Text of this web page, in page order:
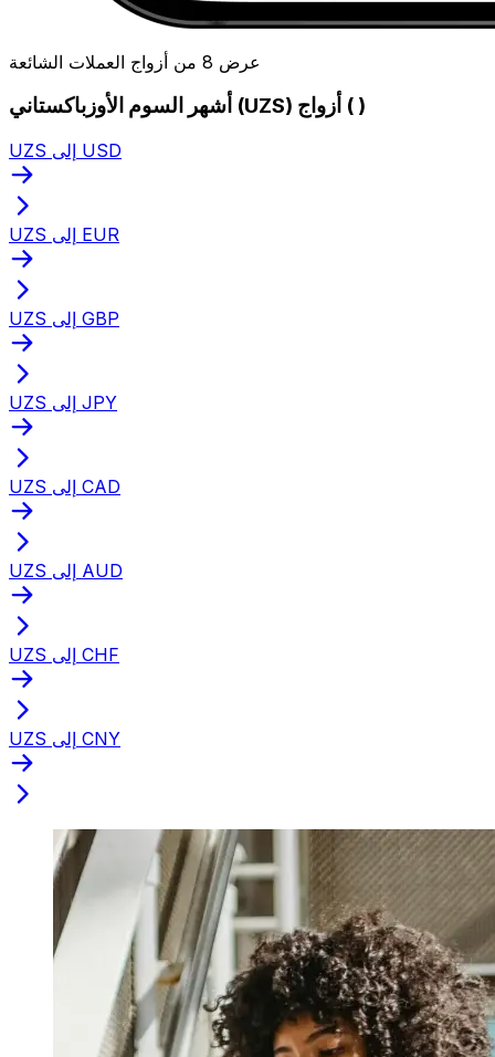
عرض 8 من أزواج العملات الشائعة
أشهر السوم الأوزباكستاني (UZS) أزواج ( )
UZS إلى USD
UZS إلى EUR
UZS إلى GBP
UZS إلى JPY
UZS إلى CAD
UZS إلى AUD
UZS إلى CHF
UZS إلى CNY